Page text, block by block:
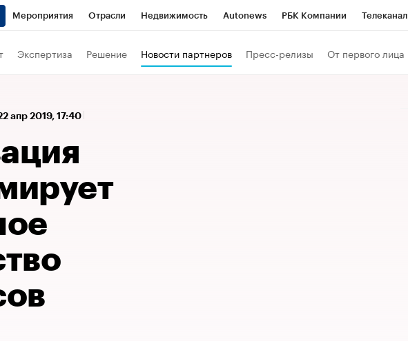
Мероприятия Отрасли Недвижимость Autonews РБК Компании Телеканал
Экспертиза Решение Новости партнеров Пресс-релизы От первого лица
апр 2019, 17:40